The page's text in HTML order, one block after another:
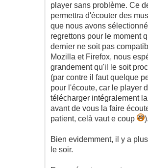
player sans problème. Ce
permettra d'écouter des
que nous avons
regrettons pour le moment
dernier ne soit pas
Mozilla et Firefox, nous
grandement qu'il le soit
(par contre il faut quelque
pour l'écoute, car le player
télécharger intégralement
avant de vous la faire
patient, celà vaut e coup
).
Bien evidemment, il y a
le soir.